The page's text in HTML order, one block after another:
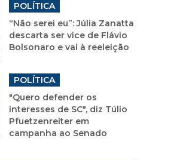
POLÍTICA
“Não serei eu”: Júlia Zanatta
descarta ser vice de Flávio
Bolsonaro e vai à reeleição
POLÍTICA
"Quero defender os
interesses de SC", diz Túlio
Pfuetzenreiter em
campanha ao Senado